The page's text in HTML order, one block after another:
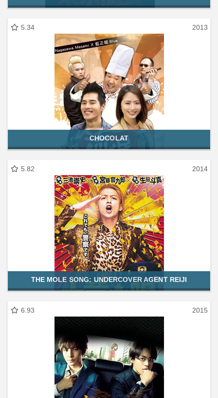
5.34 2013
CHOCOLAT
5.82 2014
THE MOLE SONG: UNDERCOVER AGENT REIJI
6.93 2015